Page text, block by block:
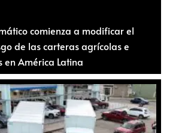
comienza a modificar el
de las carteras agrícolas e
América Latina